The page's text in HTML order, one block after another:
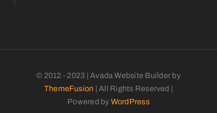
© 2012 - 2023 | Avada Website Builder by
ThemeFusion | All Rights Reserved |
Powered by WordPress